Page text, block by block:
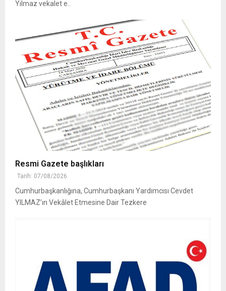
Yılmaz vekalet e..
Resmi Gazete başlıkları
Tarih: 07/08/2026
Cumhurbaşkanlığına, Cumhurbaşkanı Yardımcısı Cevdet
YILMAZ’ın Vekâlet Etmesine Dair Tezkere